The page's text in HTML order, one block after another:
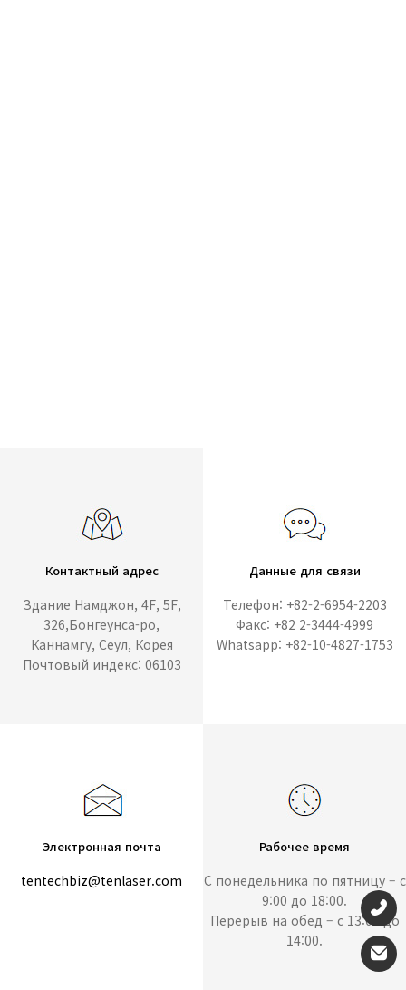
Контактный адрес
Здание Намджон, 4F, 5F,
326,Бонгеунса-ро,
Каннамгу, Сеул, Корея
Почтовый индекс: 06103
Данные для связи
Телефон: +82-2-6954-2203
Факс: +82 2-3444-4999
Whatsapp: +82-10-4827-1753
Электронная почта
tentechbiz@tenlaser.com
Рабочее время
С понедельника по пятницу – с
9:00 до 18:00.
Перерыв на обед – с 13:00 до
14:00.